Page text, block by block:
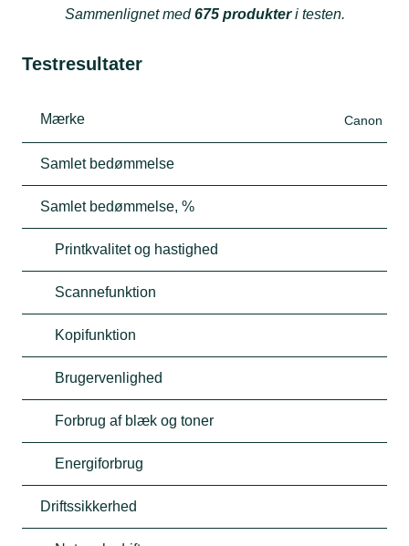
Sammenlignet med675 produkteri testen.
Testresultater
Mærke Canon
Samlet bedømmelse
Samlet bedømmelse, %
Printkvalitet og hastighed
Scannefunktion
Kopifunktion
Brugervenlighed
Forbrug af blæk og toner
Energiforbrug
Driftssikkerhed